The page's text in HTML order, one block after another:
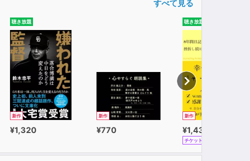
すべて見る
聴き放題
新作
¥1,320
新作
¥770
聴き放題
新作
¥1,430
チケット